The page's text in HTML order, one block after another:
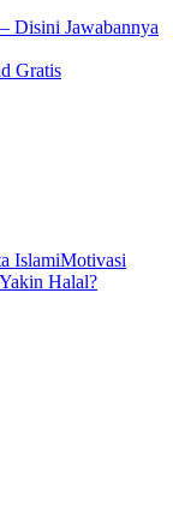
Disini Jawabannya
Gratis
IslamiMotivasi
Yakin Halal?